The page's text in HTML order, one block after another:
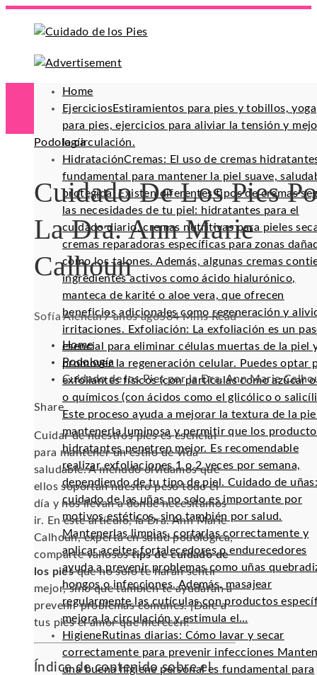
Home
EjerciciosEstiramientos para pies y tobillos, yoga
para pies, ejercicios para aliviar la tensión y
la circulación.
HidrataciónCremas: El uso de cremas
fundamental para mantener la piel suave,
protegida. Existen diferentes tipos de cremas
las necesidades de tu piel: hidratantes para el
cuidado diario, cremas nutritivas para pieles
cremas reparadoras específicas para zonas
como los talones. Además, algunas cremas
ingredientes activos como ácido hialurónico,
manteca de karité o aloe vera, que ofrecen
beneficios adicionales como regeneración y
irritaciones. Exfoliación: La exfoliación es un
esencial para eliminar células muertas de la piel
promover la regeneración celular. Puedes optar
exfoliantes físicos (con partículas como azúcar o
o químicos (con ácidos como el glicólico o
Este proceso ayuda a mejorar la textura de la
mantenerla luminosa y permitir que los
hidratantes penetren mejor. Es recomendable
realizar exfoliaciones 1 o 2 veces por semana,
dependiendo de tu tipo de piel. Cuidado de
cuidado de las uñas no solo es importante por
motivos estéticos, sino también por salud.
Mantenerlas limpias, cortarlas correctamente y
aplicar aceites fortalecedores o endurecedores
ayuda a prevenir problemas como uñas
hongos o infecciones. Además, masajear
regularmente las cutículas con productos
mejora la circulación y estimula el…
Higiene Rutinas diarias: Cómo lavar y secar
correctamente para prevenir infecciones
una buena higiene personal es fundamental para
Podología
Cuidado De Los Pies
La Dra. Ann Marie
Calhoun
Sofía Alencar7 años ago584 Mins Read
Home
Podología
Cuidado de los Pies por la Dra. Ann Marie
Facebook
Twitter
LinkedIn
Pinterest
Stumbleupon
Email
Share
Cuidar de nuestros pies es esencial
para mantener un estilo de vida
saludable. A menudo olvidamos que
ellos soportan nuestro peso todo el
día y nos llevan a donde necesitamos
ir. En este artículo, la Dra. Ann Marie
Calhoun, experta en salud podológica,
comparte valiosostips de cuidado de
los piesque no solo te harán sentir
mejor, sino que también te ayudarán a
prevenir problemas comunes. ¡Dale a
tus pies el amor que merecen!
Índice de contenido sobre el